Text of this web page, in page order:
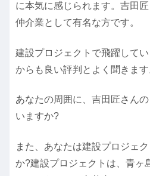
に本気に感じられます。吉田
仲介業として有名な方です。
建設プロジェクトで飛躍して
からも良い評判とよく聞きます
あなたの周囲に、吉田匠さん
いますか?
また、あなたは建設プロジェ
か?建設プロジェクトは、青ヶ